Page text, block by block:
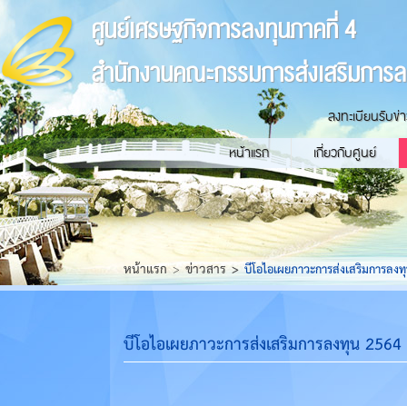
ศูนย์เศรษฐกิจการลงทุนภาคที่ 4
สำนักงานคณะกรรมการส่งเสริมการ
ลงทะเบียนรับข่
หน้าแรก
เกี่ยวกับศูนย์
หน้าแรก ข่าวสาร บีโอไอเผยภาวะการส่งเสริมการ
บีโอไอเผยภาวะการส่งเสริมการลงทุน